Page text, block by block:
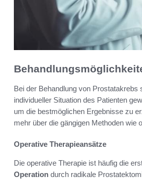
Bei der Behandlung von
individueller Situation des Patienten
um die bestmöglichen Ergebnisse zu
mehr über die gängigen Methoden wie
Operative Therapieansätze
Die operative Therapie ist häufig die
Operation durch radikale